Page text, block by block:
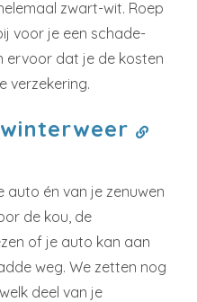
zwart-wit. Roep
voor je een schade-
ervoor dat je de kosten
verzekering.
auto én van je zenuwen
de kou, de
of je auto kan aan
weg. We zetten nog
deel van je